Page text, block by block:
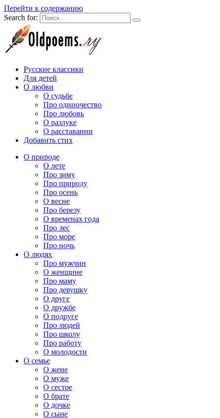
Перейти к содержанию
Search for:
Русские классики
Для детей
О любви
О судьбе
Про одиночество
Про любовь
О разлуке
О расставании
Добавить стих
О природе
О лете
Про зиму
Про природу
Про осень
О весне
Про березу
О временах года
Про лес
Про море
Про ночь
О людях
Про мужчин
О женщине
Про маму
Про девушку
О друге
О дружбе
О подруге
Про людей
Про школу
Про работу
О молодости
О семье
О жене
О муже
О сестре
О брате
О дочке
О сыне